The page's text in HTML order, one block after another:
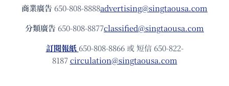
商業廣告 650-808-8888advertising@singtaousa.com
分類廣告 650-808-8877classified@singtaousa.com
訂閱報紙 650-808-8866 或 短信 650-822-
8187circulation@singtaousa.com